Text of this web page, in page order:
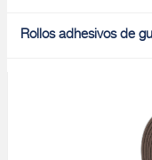
Rollos adhesivos de